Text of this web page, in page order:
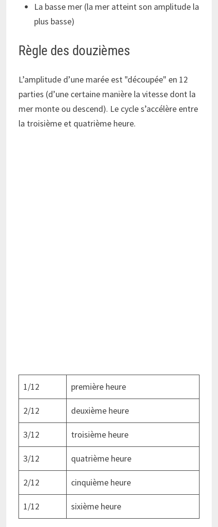
La basse mer (la mer atteint son amplitude la
plus basse)
Règle des douzièmes
L’amplitude d’une marée est découpée en 12
parties (d’une certaine manière la vitesse dont la
mer monte ou descend). Le cycle s’accélère entre
la troisième et quatrième heure.
1/12 première heure
2/12 deuxième heure
3/12 troisième heure
3/12 quatrième heure
2/12 cinquième heure
1/12 sixième heure